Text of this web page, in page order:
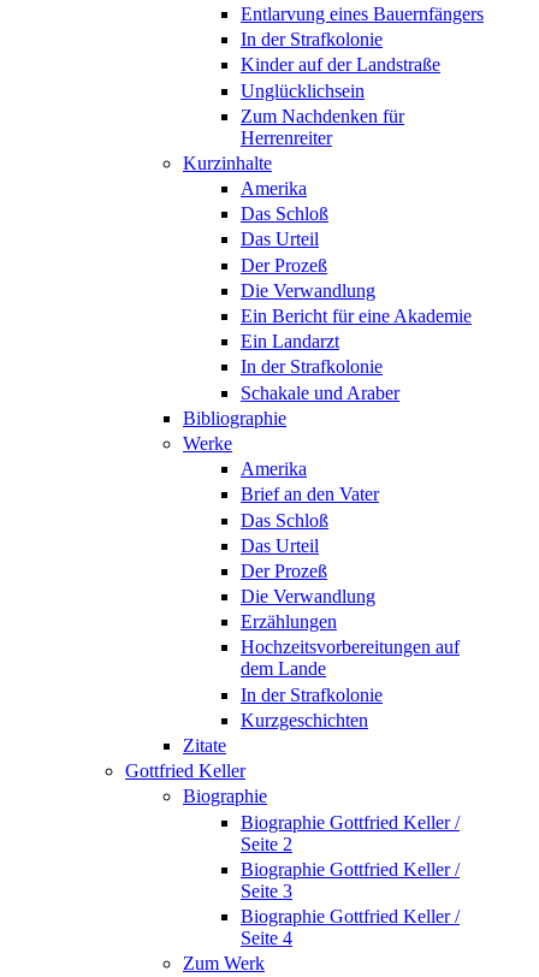
Entlarvung eines Bauernfängers
In der Strafkolonie
Kinder auf der Landstraße
Unglücklichsein
Zum Nachdenken für
Herrenreiter
Kurzinhalte
Amerika
Das Schloß
Das Urteil
Der Prozeß
Die Verwandlung
Ein Bericht für eine Akademie
Ein Landarzt
In der Strafkolonie
Schakale und Araber
Bibliographie
Werke
Amerika
Brief an den Vater
Das Schloß
Das Urteil
Der Prozeß
Die Verwandlung
Erzählungen
Hochzeitsvorbereitungen auf
dem Lande
In der Strafkolonie
Kurzgeschichten
Zitate
Gottfried Keller
Biographie
Biographie Gottfried Keller /
Seite 2
Biographie Gottfried Keller /
Seite 3
Biographie Gottfried Keller /
Seite 4
Zum Werk